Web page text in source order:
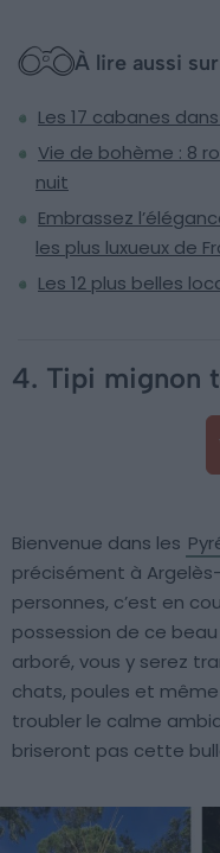
À lire aussi
Les 17 cabanes
Vie de bohème : 8
nuit
Embrassez
les plus luxueux de
Les 12 plus belles
4. Tipi mignon
Bienvenue dans les
précisément à
personnes, c’est en
possession de ce
arboré, vous y serez
chats, poules et
troubler le calme
briseront pas cette